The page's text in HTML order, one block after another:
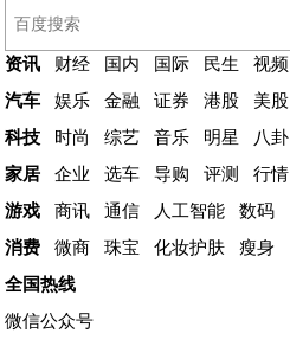
资讯 财经 国内 国际 民生 视频
汽车
娱乐 金融 证券 港股 美股
科技
时尚 综艺 音乐 明星 八卦
家居
企业 选车 导购 评测 行情
游戏
商讯 通信 人工智能
数码
消费
微商 珠宝 化妆护肤
瘦身
全国热线
微信公众号